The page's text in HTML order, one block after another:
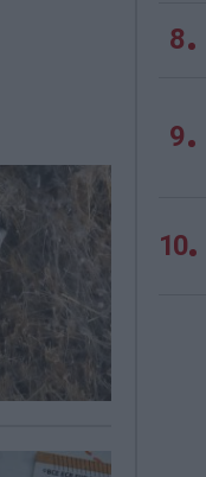
8
9
10